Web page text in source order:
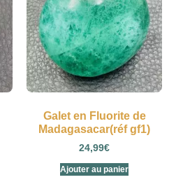
Galet en Fluorite de
Madagasacar(réf gf1)
24,99€
Ajouter au panier